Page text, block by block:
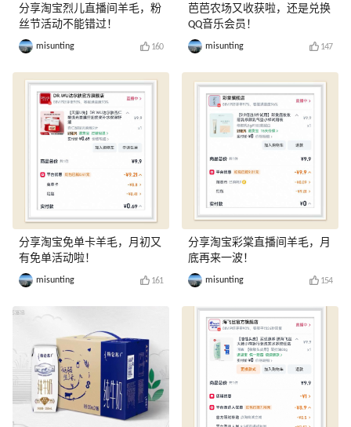
分享淘宝烈儿直播间羊毛，粉
丝节活动不能错过！
misunting 160
分享淘宝免单卡羊毛，月初又
有免单活动啦！
misunting 161
芭芭农场又收获啦，还是兑换
QQ音乐会员！
misunting 147
分享淘宝彩棠直播间羊毛，月
底再来一波！
misunting 154